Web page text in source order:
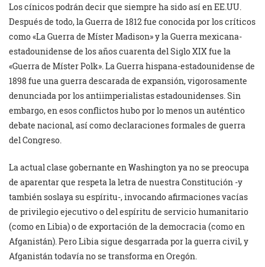
Los cínicos podrán decir que siempre ha sido así en EE.UU.
Después de todo, la Guerra de 1812 fue conocida por los críticos
como «La Guerra de Míster Madison» y la Guerra mexicana-
estadounidense de los años cuarenta del Siglo XIX fue la
«Guerra de Míster Polk». La Guerra hispana-estadounidense de
1898 fue una guerra descarada de expansión, vigorosamente
denunciada por los antiimperialistas estadounidenses. Sin
embargo, en esos conflictos hubo por lo menos un auténtico
debate nacional, así como declaraciones formales de guerra
del Congreso.
La actual clase gobernante en Washington ya no se preocupa
de aparentar que respeta la letra de nuestra Constitución -y
también soslaya su espíritu-, invocando afirmaciones vacías
de privilegio ejecutivo o del espíritu de servicio humanitario
(como en Libia) o de exportación de la democracia (como en
Afganistán). Pero Libia sigue desgarrada por la guerra civil, y
Afganistán todavía no se transforma en Oregón.